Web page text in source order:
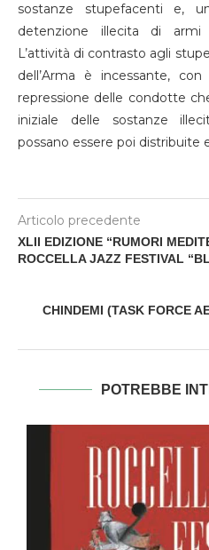
sostanze stupefacenti e,
detenzione illecita di armi
L’attività di contrasto agli
dell’Arma è incessante,
repressione delle condotte
iniziale delle sostanze
possano essere poi distribuite
Articolo precedente
XLII EDIZIONE “RUMORI
ROCCELLA JAZZ FESTIVAL
CHINDEMI (TASK FORCE
POTREBBE